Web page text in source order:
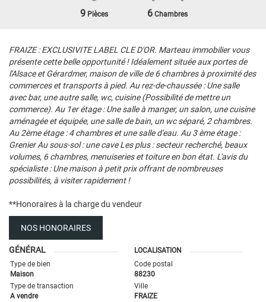
9 Pièces 6 Chambres
FRAIZE : EXCLUSIVITE LABEL CLE D'OR. Marteau immobilier vous
présente cette belle opportunité ! Idéalement située aux portes de
l'Alsace et Gérardmer, maison de ville de 6 chambres à proximité des
commerces et transports à pied. Au rez-de-chaussée : Une salle
avec bar, une autre salle, wc, cuisine (Possibilité de mettre un
commerce). Au 1er étage : Une salle à manger, un salon, une cuisine
aménagée et équipée, une salle de bain, un wc séparé, 2 chambres.
Au 2ème étage : 4 chambres et une salle d'eau. Au 3 ème étage :
Grenier Au sous-sol : une cave Les plus : secteur recherché, beaux
volumes, 6 chambres, menuiseries et toiture en bon état. L'avis du
spécialiste : Une maison à petit prix offrant de nombreuses
possibilités, à visiter rapidement !
**Honoraires à la charge du vendeur
NOS HONORAIRES
GÉNÉRAL
Type de bien
Maison
Type de transaction
A vendre
LOCALISATION
Code postal
88230
Ville
FRAIZE